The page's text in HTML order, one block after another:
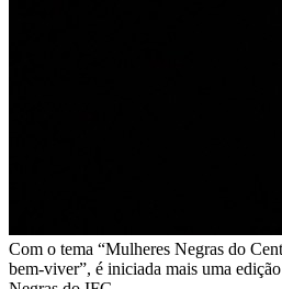
Com o tema “Mulheres Negras do
bem-viver”, é iniciada mais uma